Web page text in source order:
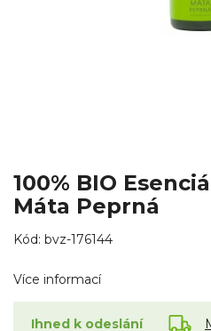
100% BIO
Máta Peprná
Kód: bvz-176144
Více informací
Ihned k odeslání